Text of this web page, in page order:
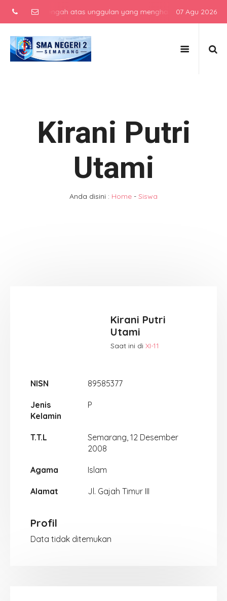
menengah atas unggulan yang menghasilkan lulusan
07 Agu 2026
Kirani Putri
Utami
Anda disini : Home - Siswa
Kirani Putri
Utami
Saat ini di XI-11
NISN 89585377
Jenis
Kelamin
P
T.T.L
Semarang, 12 Desember
2008
Agama Islam
Alamat Jl. Gajah Timur III
Profil
Data tidak ditemukan